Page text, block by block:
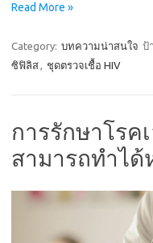
Read More »
Category: บทความน่าสนใจ ป้
ซิฟิลิส, ชุดตรวจเชื้อ HIV
การรักษาโรค
สามารถทำได้